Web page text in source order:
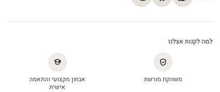
למה לקנות אצלנו
משווקת מורשת
אבחון מקצועי והתאמה
אישית